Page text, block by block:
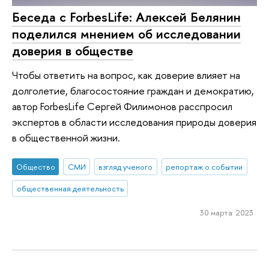
Беседа с ForbesLife: Алексей Белянин
поделился мнением об исследовании
доверия в обществе
Чтобы ответить на вопрос, как доверие влияет на
долголетие, благосостояние граждан и демократию,
автор ForbesLife Сергей Филимонов расспросил
экспертов в области исследования природы доверия
в общественной жизни.
Общество СМИ взгляд ученого
репортаж о событии
общественная деятельность
30 марта 2023